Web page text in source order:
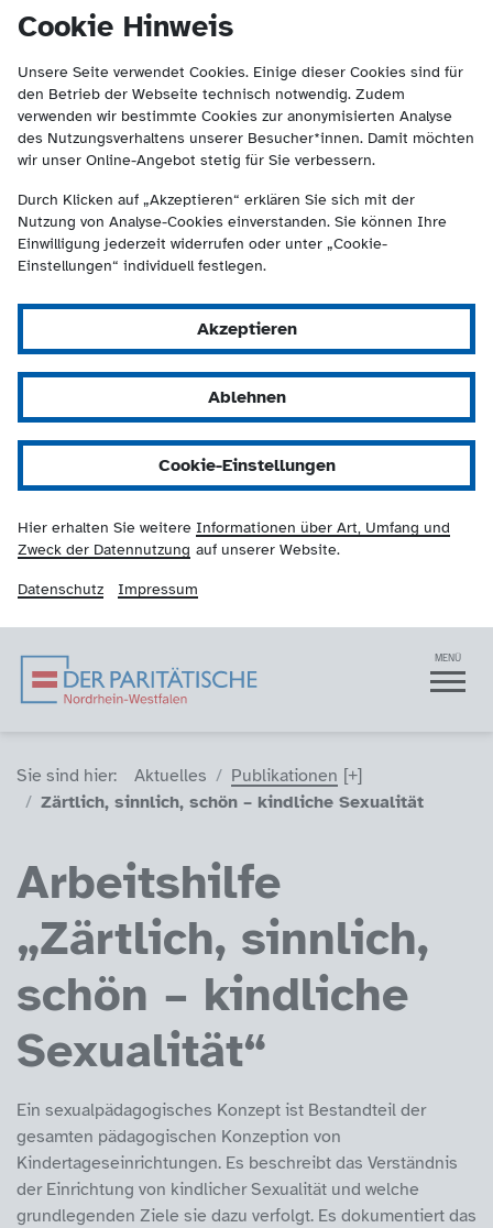
Cookie Hinweis
Unsere Seite verwendet Cookies. Einige dieser Cookies sind für
den Betrieb der Webseite technisch notwendig. Zudem
verwenden wir bestimmte Cookies zur anonymisierten Analyse
des Nutzungsverhaltens unserer Besucher*innen. Damit möchten
wir unser Online-Angebot stetig für Sie verbessern.
Durch Klicken auf „Akzeptieren“ erklären Sie sich mit der
Nutzung von Analyse-Cookies einverstanden. Sie können Ihre
Einwilligung jederzeit widerrufen oder unter „Cookie-
Einstellungen“ individuell festlegen.
Akzeptieren
Ablehnen
Cookie-Einstellungen
Hier erhalten Sie weitere Informationen über Art, Umfang und
Zweck der Datennutzung auf unserer Website.
Datenschutz Impressum
Der Paritätische NRW
springen
(Kontakt und Suche) springen.
Navigation MENÜ
Sie sind hier (Breadcrumb)
Sie sind hier: Aktuelles
Publikationen
Zärtlich, sinnlich, schön – kindliche Sexualität
Arbeitshilfe
„Zärtlich, sinnlich,
schön – kindliche
Sexualität“
Ein sexualpädagogisches Konzept ist Bestandteil der
gesamten pädagogischen Konzeption von
Kindertageseinrichtungen. Es beschreibt das Verständnis
der Einrichtung von kindlicher Sexualität und welche
grundlegenden Ziele sie dazu verfolgt. Es dokumentiert das